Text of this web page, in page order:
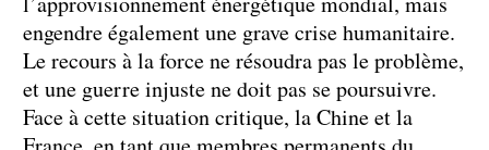
engendre également une grave crise humanitaire.
Le recours à la force ne résoudra pas le problème,
et une guerre injuste ne doit pas se poursuivre.
Face à cette situation critique, la Chine et la